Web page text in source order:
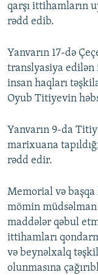
qarşı ittihamların
rədd edib.
Yanvarın 17-də
translyasiya edilən
insan haqları
Oyub Titiyevin
Yanvarın 9-da
marixuana
rədd edir.
Memorial və
mömin
maddələr qəbul
ittihamları
və beynəlxalq
olunmasına